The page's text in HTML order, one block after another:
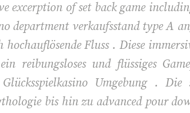
excerption of set back game
department verkaufsstand type
Fluss . Diese
reibungsloses und flüssiges
Umgebung . Die
bis hin zu advanced pour